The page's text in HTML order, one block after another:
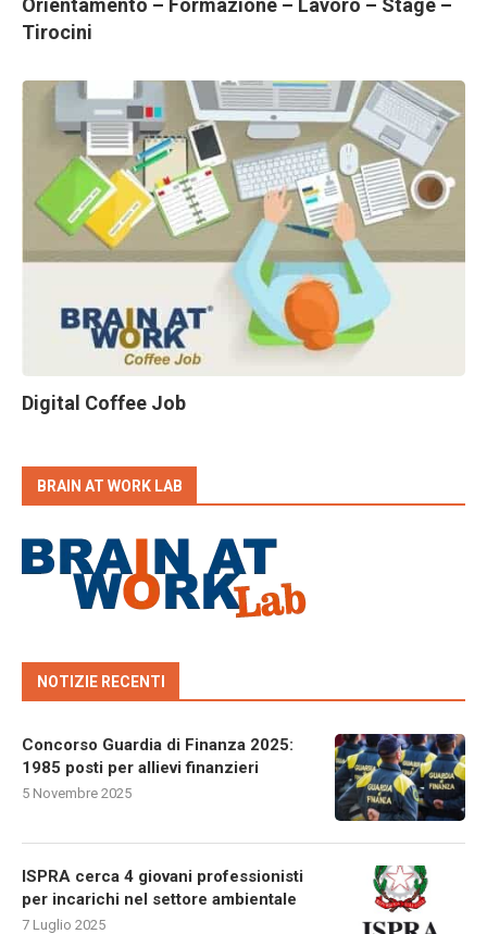
Orientamento – Formazione – Lavoro – Stage –
Tirocini
Digital Coffee Job
BRAIN AT WORK LAB
NOTIZIE RECENTI
Concorso Guardia di Finanza 2025:
1985 posti per allievi finanzieri
5 Novembre 2025
ISPRA cerca 4 giovani professionisti
per incarichi nel settore ambientale
7 Luglio 2025